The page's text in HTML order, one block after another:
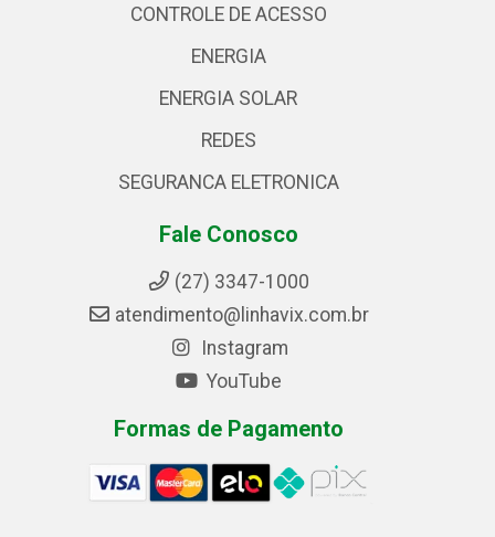
CONTROLE DE ACESSO
ENERGIA
ENERGIA SOLAR
REDES
SEGURANCA ELETRONICA
Fale Conosco
(27) 3347-1000
atendimento@linhavix.com.br
Instagram
YouTube
Formas de Pagamento